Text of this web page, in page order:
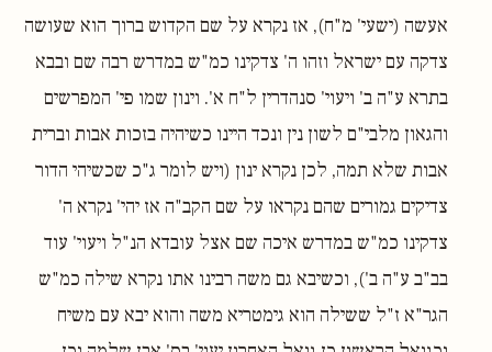
אעשה (ישעי' מ"ח), אז נקרא על שם הקדוש ברוך הוא שעושה
צדקה עם ישראל וזהו ה' צדקינו כמ"ש במדרש רבה שם ובבא
בתרא ע"ה ב' ויעוי' סנהדרין ל"ח א'. וינון שמו פי' המפרשים
והגאון מלבי"ם לשון נין ונכד היינו כשיהיה בזכות אבות וברית
אבות שלא תמה, לכן נקרא ינון (ויש לומר ג"כ שכשיהי הדור
צדיקים גמורים שהם נקראו על שם הקב"ה אז יהי' נקרא ה'
צדקינו כמ"ש במדרש איכה שם אצל עובדא הנ"ל ויעוי' עוד
בב"ב ע"ה ב'), וכשיבא גם משה רבינו אתו נקרא שילה כמ"ש
הגר"א ז"ל ששילה הוא גימטריא משה והוא יבא עם משיח